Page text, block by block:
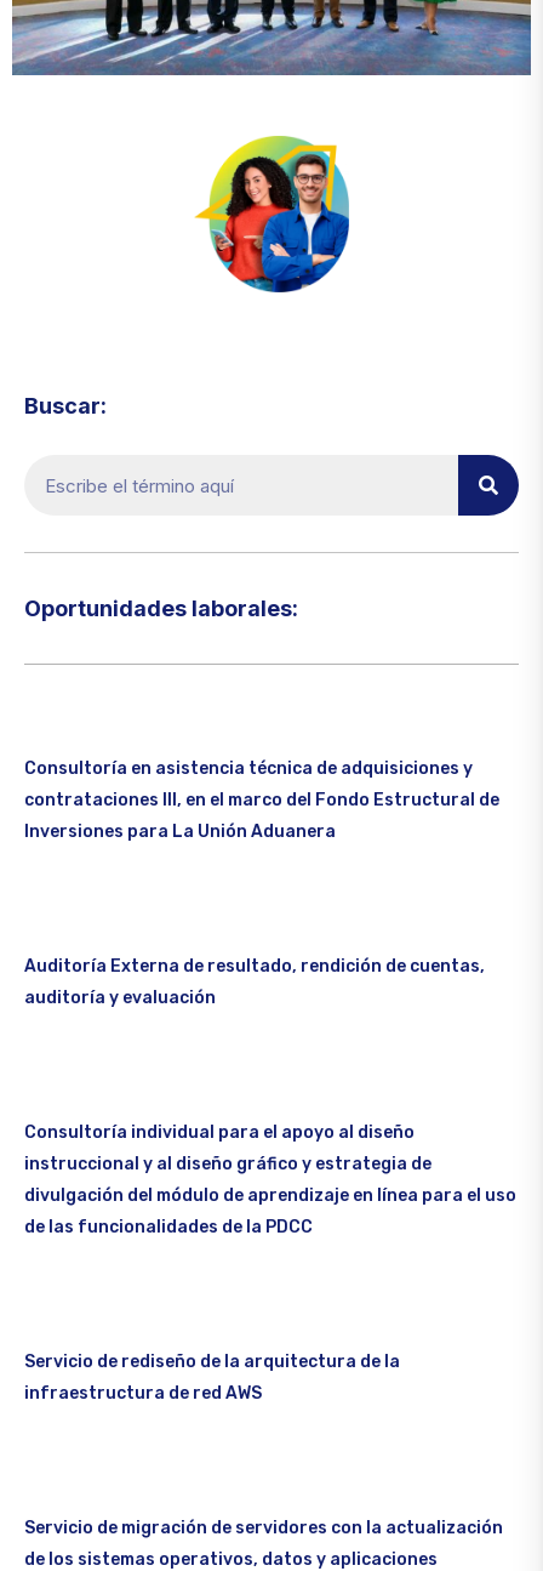
Buscar:
Oportunidades laborales:​
Consultoría en asistencia técnica de adquisiciones y
contrataciones III, en el marco del Fondo Estructural de
Inversiones para La Unión Aduanera
Auditoría Externa de resultado, rendición de cuentas,
auditoría y evaluación
Consultoría individual para el apoyo al diseño
instruccional y al diseño gráfico y estrategia de
divulgación del módulo de aprendizaje en línea para el uso
de las funcionalidades de la PDCC
Servicio de rediseño de la arquitectura de la
infraestructura de red AWS
Servicio de migración de servidores con la actualización
de los sistemas operativos, datos y aplicaciones